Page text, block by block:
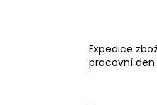
Expedice
pracovní den.